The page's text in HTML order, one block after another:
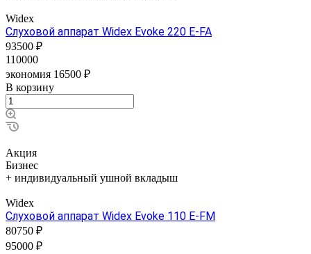
Widex
Слуховой аппарат Widex Evoke 220 E-FA
93500 ₽
110000
экономия 16500 ₽
В корзину
Акция
Бизнес
+ индивидуальный ушной вкладыш
Widex
Слуховой аппарат Widex Evoke 110 E-FM
80750 ₽
95000 ₽